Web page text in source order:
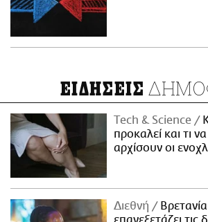
ΕΙΔΗΣΕΙΣ
Τech & Science
προκαλεί και τι
αρχίσουν οι
Διεθνή